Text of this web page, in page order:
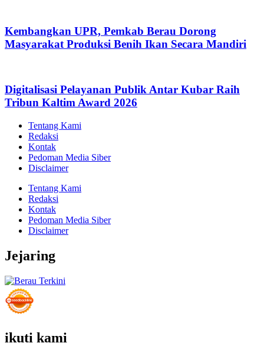
Kembangkan UPR, Pemkab Berau Dorong
Masyarakat Produksi Benih Ikan Secara Mandiri
Digitalisasi Pelayanan Publik Antar Kubar Raih
Tribun Kaltim Award 2026
Tentang Kami
Redaksi
Kontak
Pedoman Media Siber
Disclaimer
Tentang Kami
Redaksi
Kontak
Pedoman Media Siber
Disclaimer
Jejaring
ikuti kami